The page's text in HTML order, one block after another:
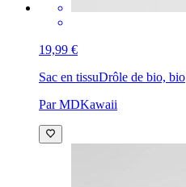
19,99 €
Sac en tissuDrôle de bio, bio
Par MDKawaii